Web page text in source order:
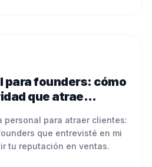
para founders: cómo
que atrae
personal para atraer clientes:
que entrevisté en mi
tu reputación en ventas.